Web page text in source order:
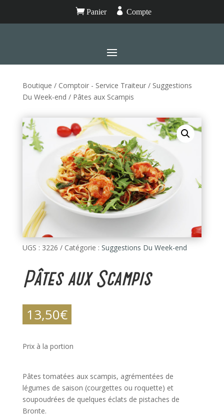
Panier  Compte
Boutique / Comptoir - Service Traiteur/ Suggestions
Du Week-end / Pâtes aux Scampis
UGS : 3226 Catégorie : Suggestions Du Week-end
Pâtes aux Scampis
13,50€
Prix à la portion
Pâtes tomatées aux scampis, agrémentées de
légumes de saison (courgettes ou roquette) et
soupoudrées de quelques éclats de pistaches de
Bronte.